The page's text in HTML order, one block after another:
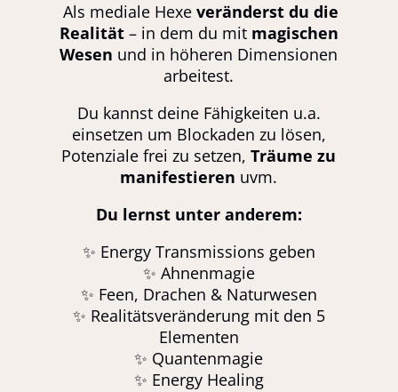
Als mediale Hexeveränderst du die
Realität– in dem du mit magischen
Wesen und in höheren Dimensionen
arbeitest.
Du kannst deine Fähigkeiten u.a.
einsetzen um Blockaden zu lösen,
Potenziale frei zu setzen,Träume zu
manifestieren uvm.
Du lernst unter anderem:
✨ Energy Transmissions geben
✨ Ahnenmagie
✨ Feen, Drachen & Naturwesen
✨ Realitätsveränderung mit den 5
Elementen
✨ Quantenmagie
✨ Energy Healing